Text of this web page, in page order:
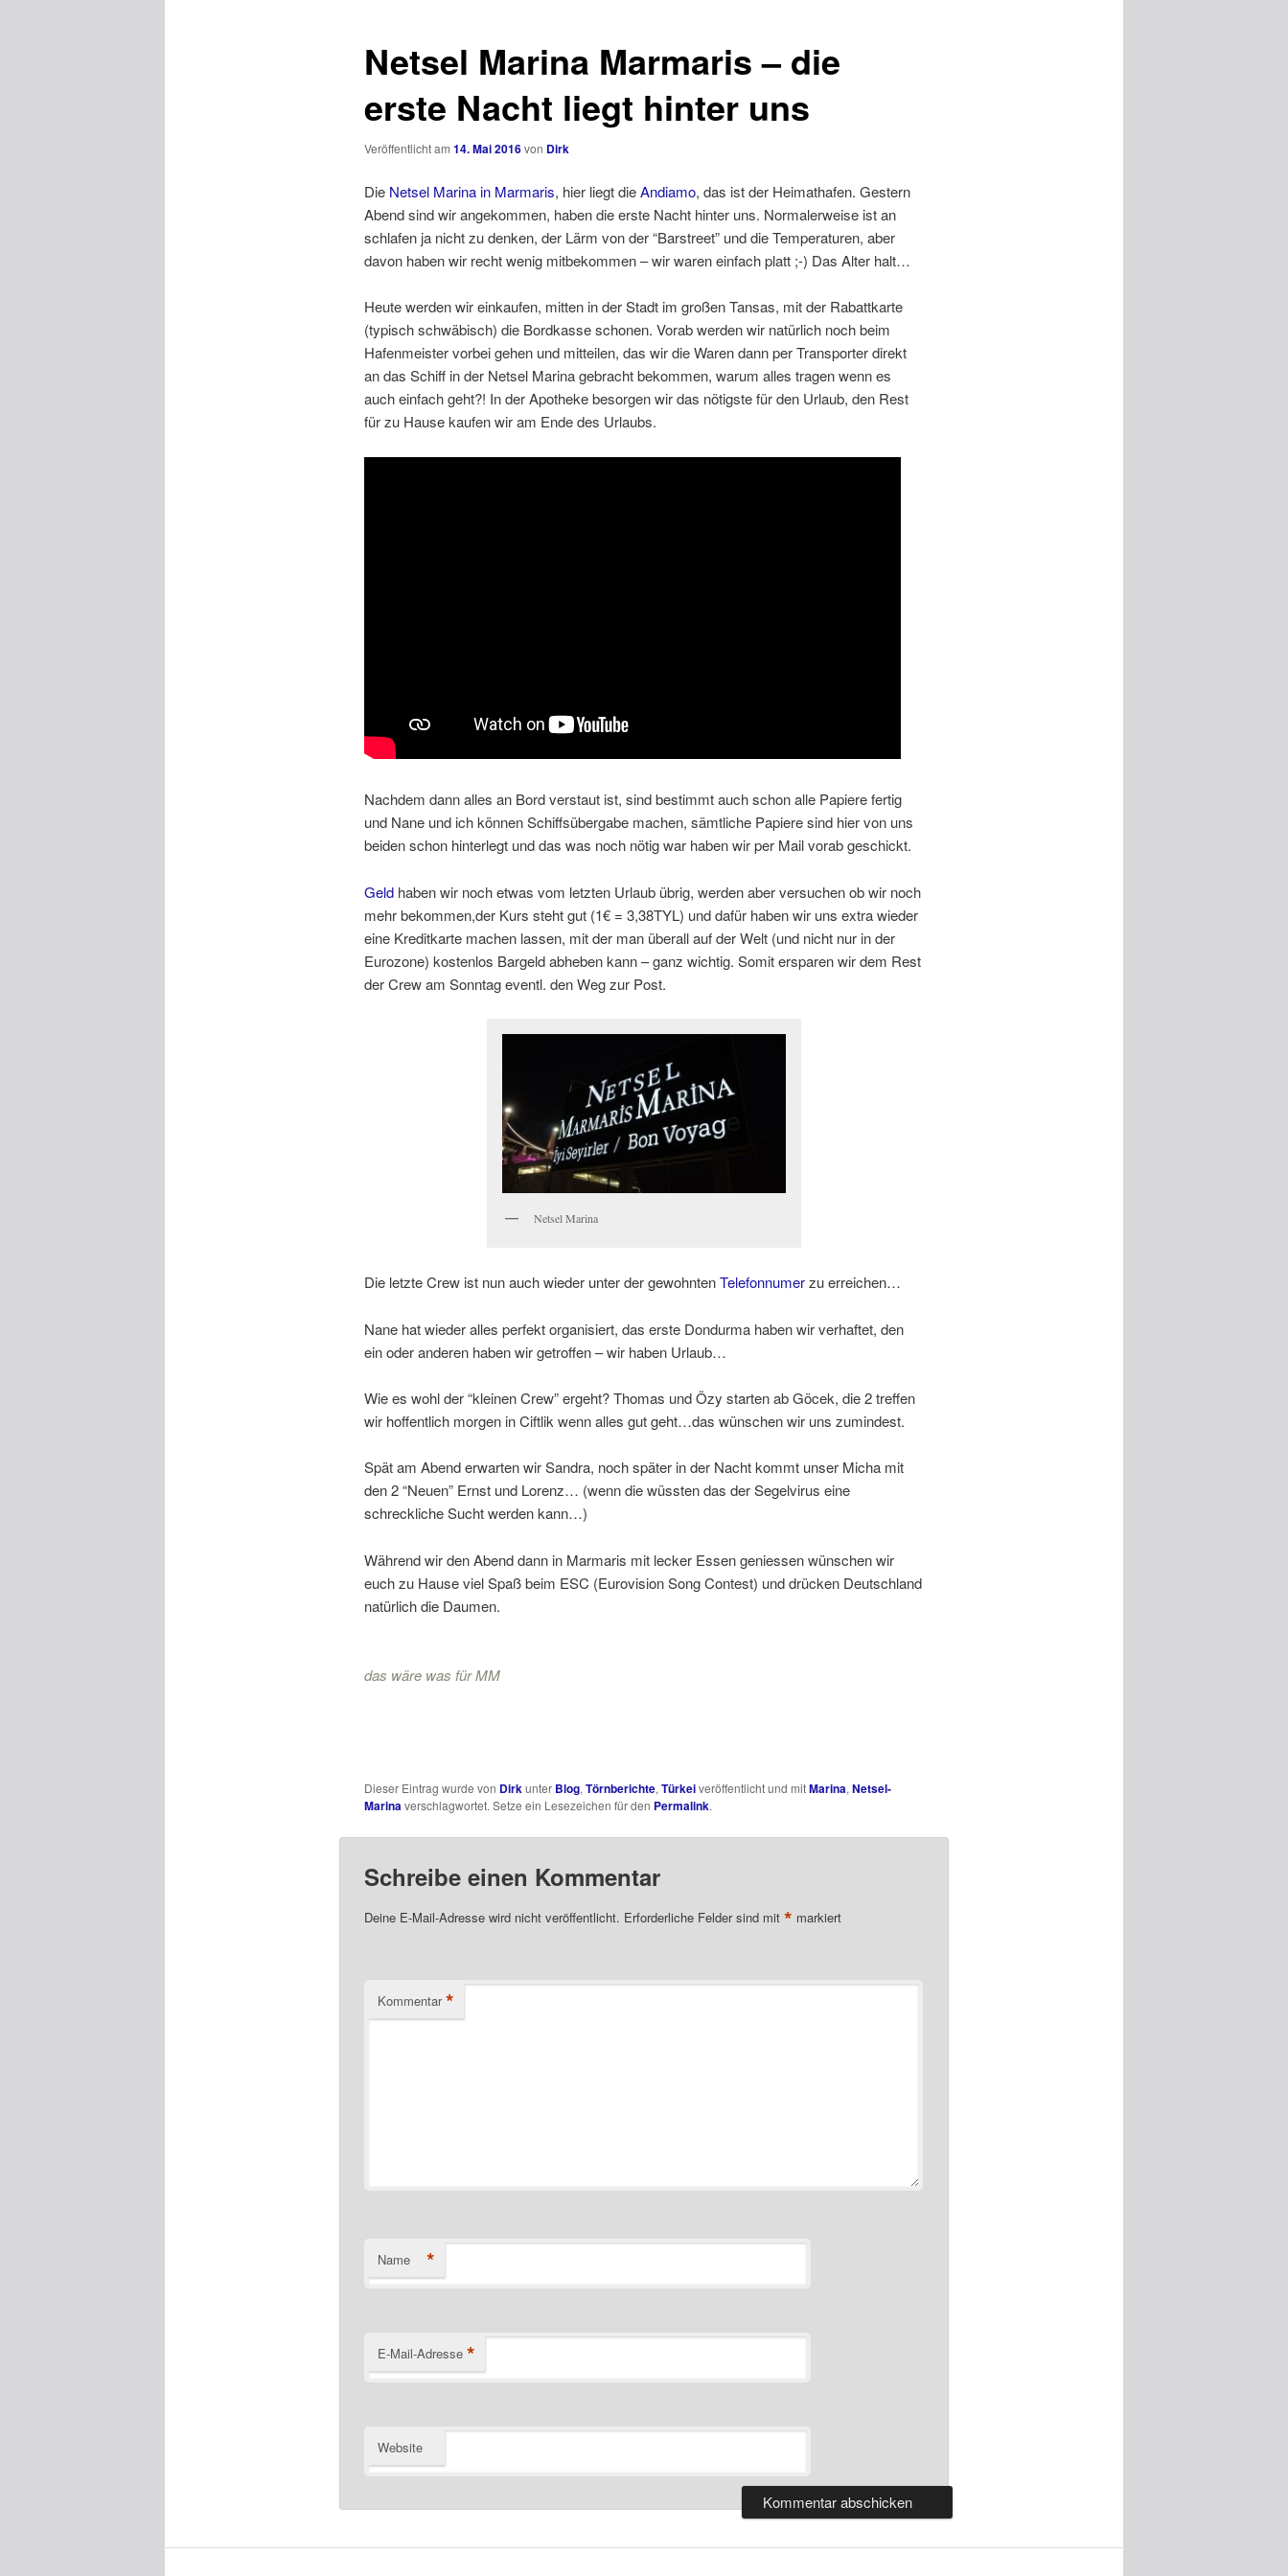
Netsel Marina Marmaris – die
erste Nacht liegt hinter uns
Veröffentlicht am 14. Mai 2016von Dirk
Die Netsel Marina in Marmaris, hier liegt dieAndiamo, das ist der Heimathafen. Gestern
Abend sind wir angekommen, haben die erste Nacht hinter uns. Normalerweise ist an
schlafen ja nicht zu denken, der Lärm von der “Barstreet” und die Temperaturen, aber
davon haben wir recht wenig mitbekommen – wir waren einfach platt ;-) Das Alter halt…
Heute werden wir einkaufen, mitten in der Stadt im großen Tansas, mit der Rabattkarte
(typisch schwäbisch) die Bordkasse schonen. Vorab werden wir natürlich noch beim
Hafenmeister vorbei gehen und mitteilen, das wir die Waren dann per Transporter direkt
an das Schiff in der Netsel Marina gebracht bekommen, warum alles tragen wenn es
auch einfach geht?! In der Apotheke besorgen wir das nötigste für den Urlaub, den Rest
für zu Hause kaufen wir am Ende des Urlaubs.
Nachdem dann alles an Bord verstaut ist, sind bestimmt auch schon alle Papiere fertig
und Nane und ich können Schiffsübergabe machen, sämtliche Papiere sind hier von uns
beiden schon hinterlegt und das was noch nötig war haben wir per Mail vorab geschickt.
Geldhaben wir noch etwas vom letzten Urlaub übrig, werden aber versuchen ob wir noch
mehr bekommen,der Kurs steht gut (1€ = 3,38TYL) und dafür haben wir uns extra wieder
eine Kreditkarte machen lassen, mit der man überall auf der Welt (und nicht nur in der
Eurozone) kostenlos Bargeld abheben kann – ganz wichtig. Somit ersparen wir dem Rest
der Crew am Sonntag eventl. den Weg zur Post.
Netsel Marina
Die letzte Crew ist nun auch wieder unter der gewohntenTelefonnumerzu erreichen…
Nane hat wieder alles perfekt organisiert, das erste Dondurma haben wir verhaftet, den
ein oder anderen haben wir getroffen – wir haben Urlaub…
Wie es wohl der “kleinen Crew” ergeht? Thomas und Özy starten ab Göcek, die 2 treffen
wir hoffentlich morgen in Ciftlik wenn alles gut geht…das wünschen wir uns zumindest.
Spät am Abend erwarten wir Sandra, noch später in der Nacht kommt unser Micha mit
den 2 “Neuen” Ernst und Lorenz… (wenn die wüssten das der Segelvirus eine
schreckliche Sucht werden kann…)
Während wir den Abend dann in Marmaris mit lecker Essen geniessen wünschen wir
euch zu Hause viel Spaß beim ESC (Eurovision Song Contest) und drücken Deutschland
natürlich die Daumen.
das wäre was für MM
die Sonne geht unter...
Dieser Eintrag wurde von Dirkunter Blog, Törnberichte, Türkeiveröffentlicht und mitMarina, Netsel-
Marinaverschlagwortet. Setze ein Lesezeichen für den Permalink.
Schreibe einen Kommentar
Deine E-Mail-Adresse wird nicht veröffentlicht. Erforderliche Felder sind mit * markiert
Kommentar *
Name *
E-Mail-Adresse *
Website